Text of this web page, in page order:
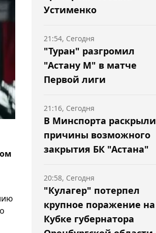
Устименко
"Туран" разгромил
"Астану М" в матче
Первой лиги
21:54, Сегодня
В Минспорта раскрыли
причины возможного
закрытия БК "Астана"
21:16, Сегодня
"Кулагер" потерпел
крупное поражение на
Кубке губернатора
20:58, Сегодня